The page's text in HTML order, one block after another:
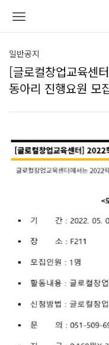
일반공지
[글로컬창업교육센
동아리 진행요원 모